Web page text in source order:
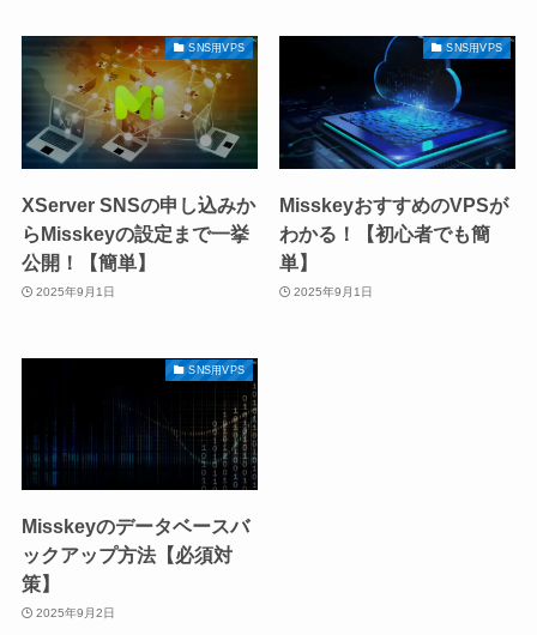
SNS用VPS
XServer SNSの申し込みか
らMisskeyの設定まで一挙
公開！【簡単】
2025年9月1日
SNS用VPS
MisskeyおすすめのVPSが
わかる！【初心者でも簡
単】
2025年9月1日
SNS用VPS
Misskeyのデータベースバ
ックアップ方法【必須対
策】
2025年9月2日